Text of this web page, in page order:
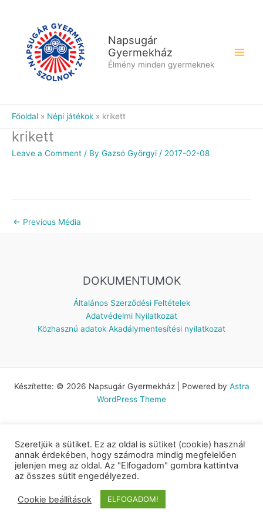
Napsugár
Gyermekház
Élmény minden gyermeknek
Főoldal Népi játékok krikett
krikett
Leave a Comment / By Gazsó Györgyi / 2017-02-08
← Previous Média
DOKUMENTUMOK
Általános Szerződési Feltételek
Adatvédelmi Nyilatkozat
Közhasznú adatok Akadálymentesítési nyilatkozat
Készítette: © 2026 Napsugár Gyermekház | Powered by Astra
WordPress Theme
Szeretjük a sütiket. Ez az oldal is sütiket (cookie) használ
annak érdekében, hogy számodra mindig megfelelően
jelenjen meg az oldal. Az "Elfogadom" gombra kattintva
az összes sütit engedélyezed.
Cookie beállítások ELFOGADOM!